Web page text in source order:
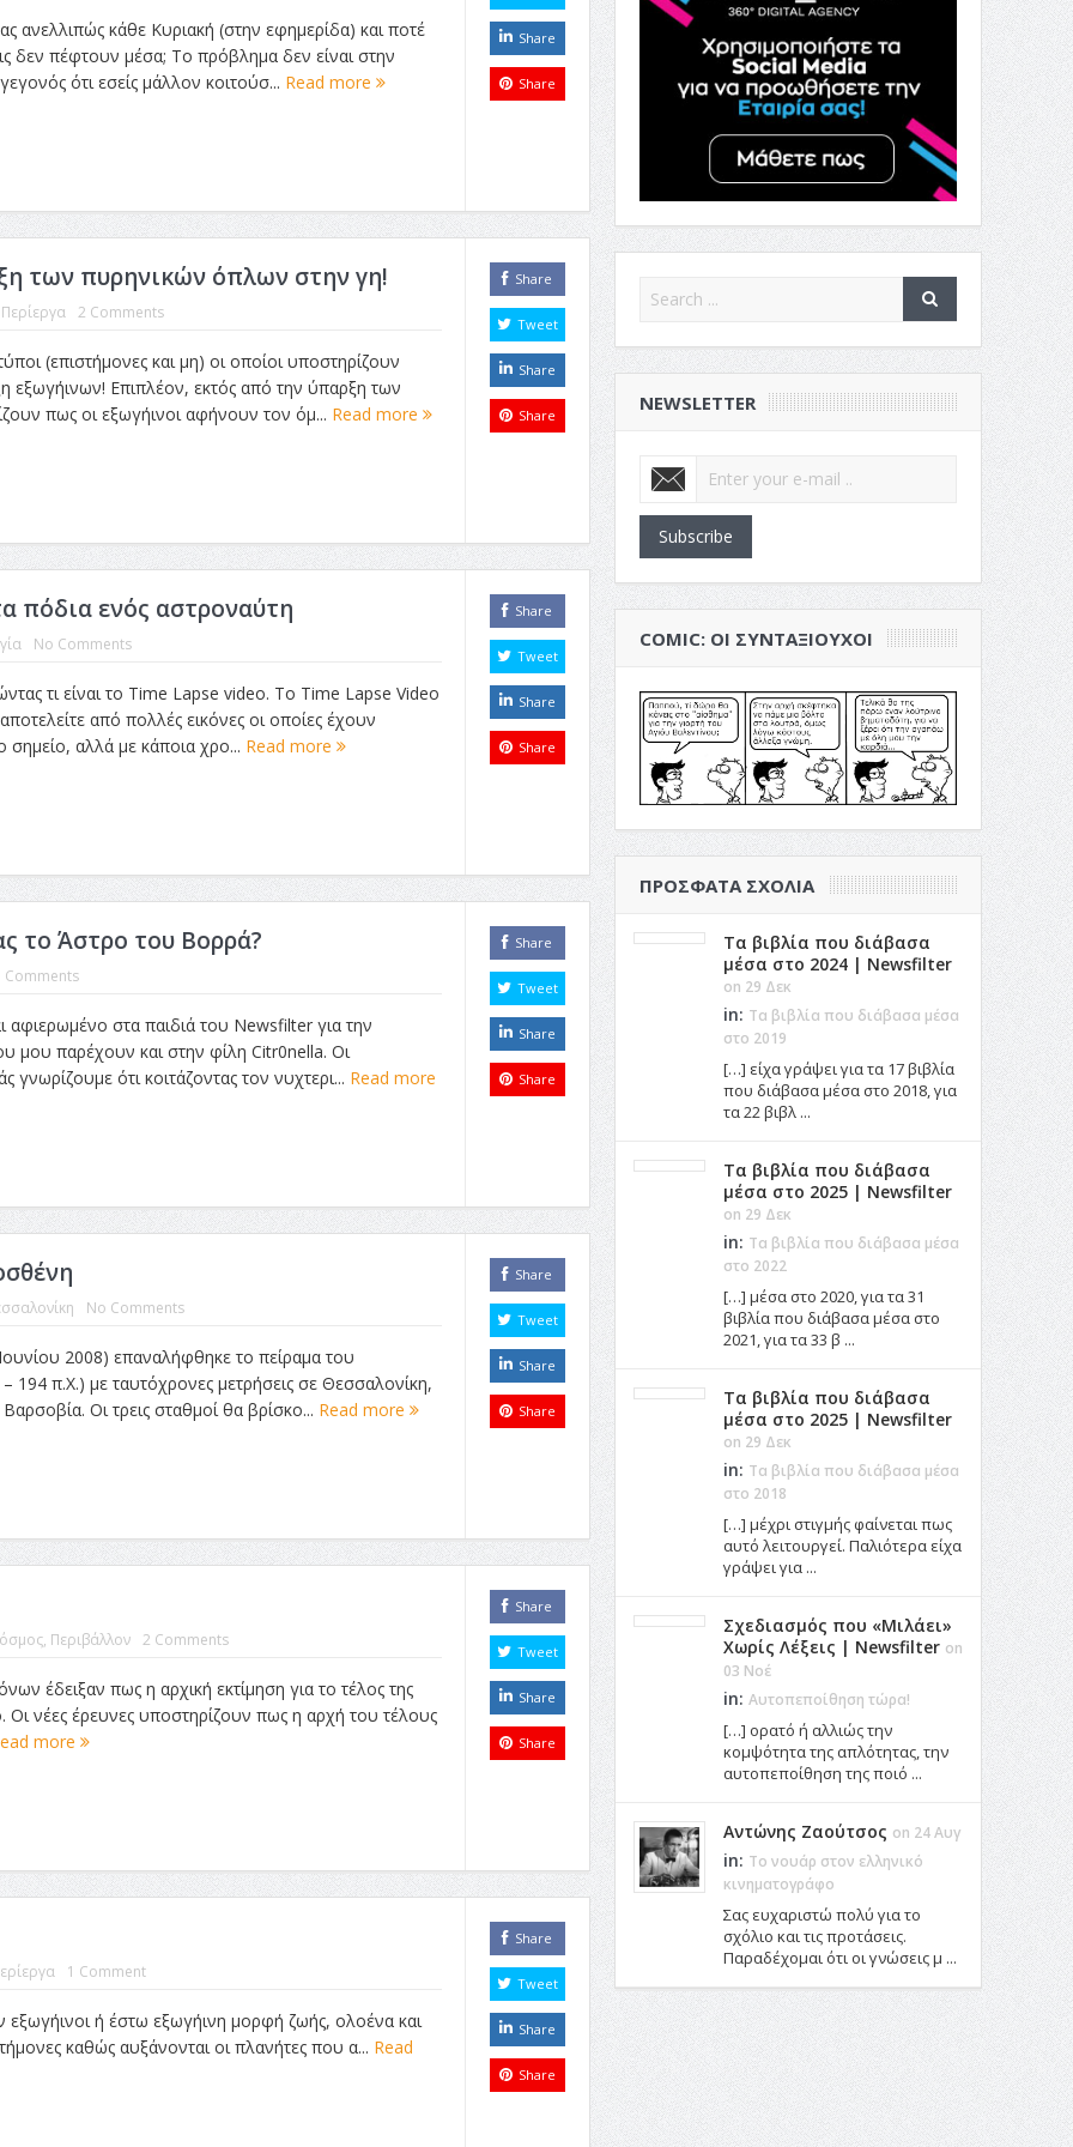
ανελλιπώς κάθε Κυριακή (στην εφημερίδα) και ποτέ
δεν πέφτουν μέσα; Το πρόβλημα δεν είναι στην
ότι εσείς μάλλον κοιτούσ... Read more
Share
Share
των πυρηνικών όπλων στην γη!
Περίεργα 2 Comments
(επιστήμονες και μη) οι οποίοι υποστηρίζουν
εξωγήινων! Επιπλέον, εκτός από την ύπαρξη των
πως οι εξωγήινοι αφήνουν τον όμ... Read more
Share
Tweet
Share
Share
πόδια ενός αστροναύτη
No Comments
τι είναι το Time Lapse video. Το Time Lapse Video
από πολλές εικόνες οι οποίες έχουν
σημείο, αλλά με κάποια χρο... Read more
Share
Tweet
Share
Share
το Άστρο του Βορρά?
Comments
αφιερωμένο στα παιδιά του Newsfilter για την
μου παρέχουν και στην φίλη Citr0nella. Οι
γνωρίζουμε ότι κοιτάζοντας τον νυχτερι... Read more
Share
Tweet
Share
Share
No Comments
2008) επαναλήφθηκε το πείραμα του
194 π.Χ.) με ταυτόχρονες μετρήσεις σε Θεσσαλονίκη,
Οι τρεις σταθμοί θα βρίσκο... Read more
Share
Tweet
Share
Share
, Περιβάλλον 2 Comments
έδειξαν πως η αρχική εκτίμηση για το τέλος της
Οι νέες έρευνες υποστηρίζουν πως η αρχή του τέλους
more
Share
Tweet
Share
Share
1 Comment
ή έστω εξωγήινη μορφή ζωής, ολοένα και
καθώς αυξάνονται οι πλανήτες που α... Read
Share
Tweet
Share
Share
NEWSLETTER
Subscribe
COMIC: ΟΙ ΣΥΝΤΑΞΙΟΎΧΟΙ
ΠΡΌΣΦΑΤΑ ΣΧΌΛΙΑ
Τα βιβλία που διάβασα
μέσα στο 2024 | Newsfilter
on 29 Δεκ
in: Τα βιβλία που διάβασα μέσα
στο 2019
[…] είχα γράψει για τα 17 βιβλία
που διάβασα μέσα στο 2018, για
τα 22 βιβλ ...
Τα βιβλία που διάβασα
μέσα στο 2025 | Newsfilter
on 29 Δεκ
in: Τα βιβλία που διάβασα μέσα
στο 2022
[…] μέσα στο 2020, για τα 31
βιβλία που διάβασα μέσα στο
2021, για τα 33 β ...
Τα βιβλία που διάβασα
μέσα στο 2025 | Newsfilter
on 29 Δεκ
in: Τα βιβλία που διάβασα μέσα
στο 2018
[…] μέχρι στιγμής φαίνεται πως
αυτό λειτουργεί. Παλιότερα είχα
γράψει για ...
Σχεδιασμός που «Μιλάει»
Χωρίς Λέξεις | Newsfilter on
03 Νοέ
in: Αυτοπεποίθηση τώρα!
[…] ορατό ή αλλιώς την
κομψότητα της απλότητας, την
αυτοπεποίθηση της ποιό ...
Αντώνης Ζαούτσος on 24 Αυγ
in: Το νουάρ στον ελληνικό
κινηματογράφο
Σας ευχαριστώ πολύ για το
σχόλιο και τις προτάσεις.
Παραδέχομαι ότι οι γνώσεις μ ...